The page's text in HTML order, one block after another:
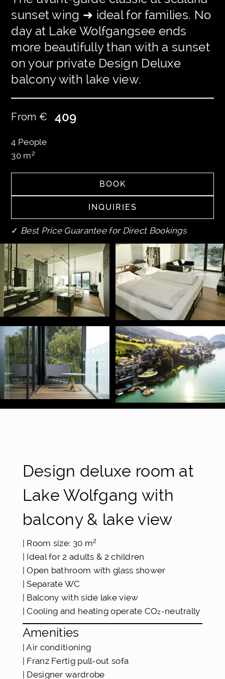
sunset wing ➜ ideal for families. No
day at Lake Wolfgangsee ends
more beautifully than with a sunset
on your private Design Deluxe
balcony with lake view.
From € 409
4 People
30 m2
BOOK
BOOK
INQUIRIES
INQUIRIES
✓ Best Price Guarantee for Direct Bookings
Design deluxe room at
Lake Wolfgang with
balcony & lake view
| Room size: 30 m2
| Ideal for 2 adults & 2 children
| Open bathroom with glass shower
| Separate WC
| Balcony with side lake view
| Cooling and heating operate CO₂-neutrally
Amenities
| Air conditioning
| Franz Fertig pull-out sofa
| Designer wardrobe